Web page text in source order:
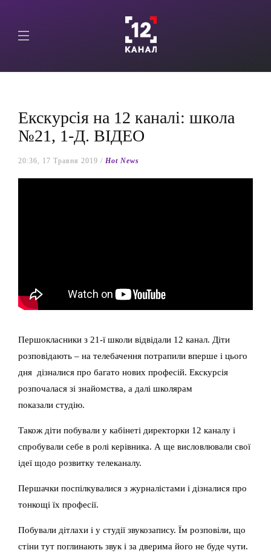
Екскурсія на 12 каналі: школа
№21, 1-Д. ВІДЕО
20:36, 17 Травня 2019 / Hot News
Першокласники з 21-ї школи відвідали 12 канал. Діти
розповідають – на телебачення потрапили вперше і цього
дня дізналися про багато нових професій. Екскурсія
розпочалася зі знайомства, а далі школярам
показали студію.
Також діти побували у кабінеті директорки 12 каналу і
спробували себе в ролі керівника. А ще висловлювали свої
ідеї щодо розвитку телеканалу.
Першачки поспілкувалися з журналістами і дізналися про
тонкощі їх професії.
Побували дітлахи і у студії звукозапису. Їм розповіли, що
стіни тут поглинають звук і за дверима його не буде чути.